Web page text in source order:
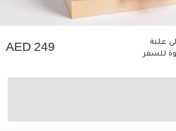
علبة
للسفر
249